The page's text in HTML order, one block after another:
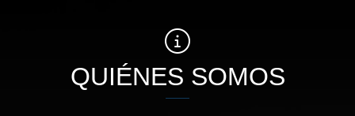
QUIÉNES SOMOS